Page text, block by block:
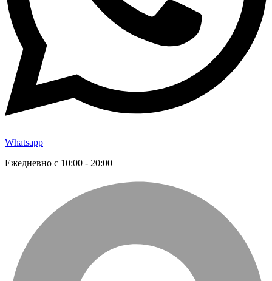
Whatsapp
Ежедневно с 10:00 - 20:00